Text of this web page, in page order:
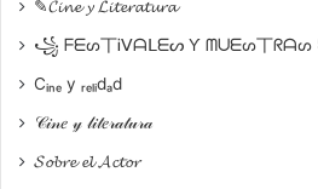
desarraigo
de las
Rubén y
✎𝓒𝓲𝓷𝓮 𝔂 𝓛𝓲𝓽𝓮𝓻𝓪𝓽𝓾𝓻𝓪
꧁ ᖴᗴᔕ丅Ꭵᐯᗩᒪᗴᔕ Ƴ ᗰᑌᗴᔕ丅
Cᵢₙₑ y ᵣₑₗᵢdₐd
𝒞𝒾𝓃𝑒 𝓎 𝓁𝒾𝓉𝑒𝓇𝒶𝓉𝓊𝓇𝒶
𝓢𝓸𝓫𝓻𝓮 𝓮𝓵 𝓐𝓬𝓽𝓸𝓻